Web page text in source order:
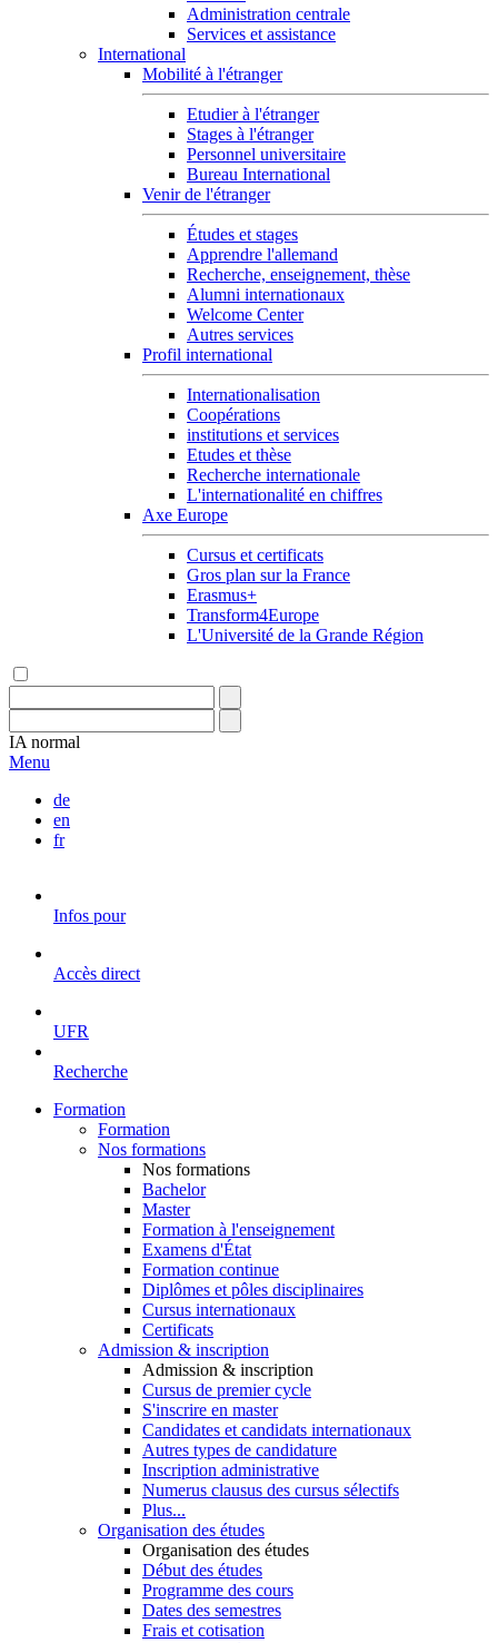
Administration centrale
Services et assistance
International
Mobilité à l'étranger
Etudier à l'étranger
Stages à l'étranger
Personnel universitaire
Bureau International
Venir de l'étranger
Études et stages
Apprendre l'allemand
Recherche, enseignement, thèse
Alumni internationaux
Welcome Center
Autres services
Profil international
Internationalisation
Coopérations
institutions et services
Etudes et thèse
Recherche internationale
L'internationalité en chiffres
Axe Europe
Cursus et certificats
Gros plan sur la France
Erasmus+
Transform4Europe
L'Université de la Grande Région
IA normal
Menu
de
en
fr
Infos pour
Accès direct
UFR
Recherche
Formation
Formation
Nos formations
Nos formations
Bachelor
Master
Formation à l'enseignement
Examens d'État
Formation continue
Diplômes et pôles disciplinaires
Cursus internationaux
Certificats
Admission & inscription
Admission & inscription
Cursus de premier cycle
S'inscrire en master
Candidates et candidats internationaux
Autres types de candidature
Inscription administrative
Numerus clausus des cursus sélectifs
Plus...
Organisation des études
Organisation des études
Début des études
Programme des cours
Dates des semestres
Frais et cotisation